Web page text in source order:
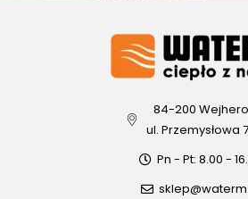
84-200
ul. Przemysłowa
Pn - Pt: 8.00 -